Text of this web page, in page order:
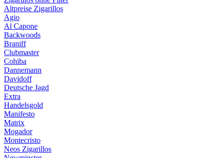
Altpreise Zigarillos
Agio
Al Capone
Backwoods
Braniff
Clubmaster
Cohiba
Dannemann
Davidoff
Deutsche Jagd
Extra
Handelsgold
Manifesto
Matrix
Mogador
Montecristo
Neos Zigarillos